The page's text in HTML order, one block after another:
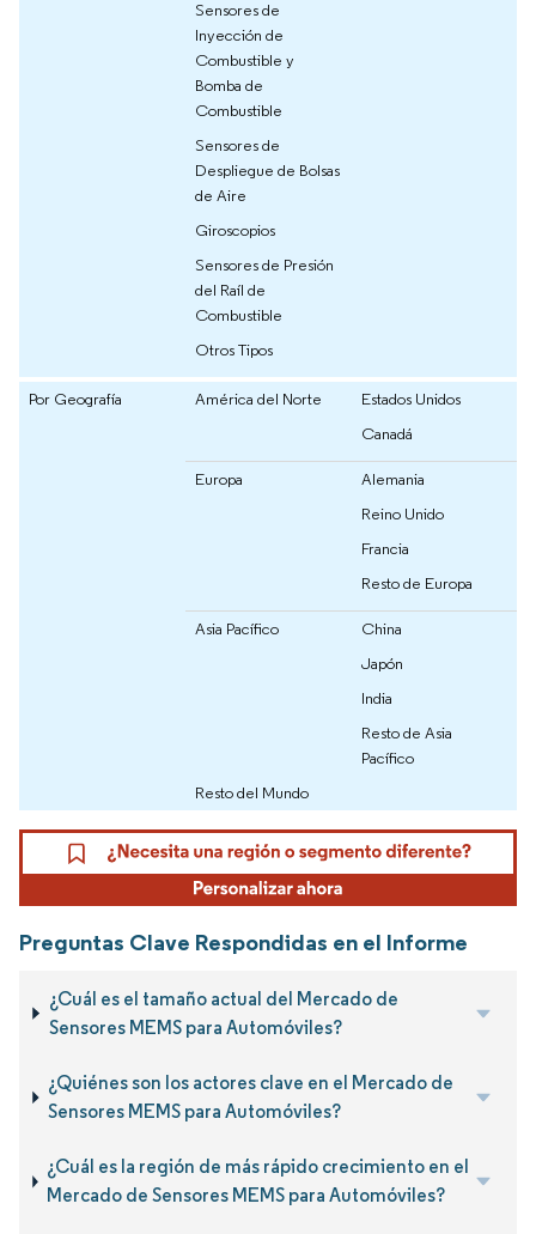
Sensores de
Inyección de
Combustible y
Bomba de
Combustible
Sensores de
Despliegue de Bolsas
de Aire
Giroscopios
Sensores de Presión
del Raíl de
Combustible
Otros Tipos
Por Geografía América del Norte
Estados Unidos
Canadá
Europa
Alemania
Reino Unido
Francia
Resto de Europa
Asia Pacífico
China
Japón
India
Resto de Asia
Pacífico
Resto del Mundo
Preguntas Clave Respondidas en el Informe
¿Cuál es el tamaño actual del Mercado de
Sensores MEMS para Automóviles?
¿Quiénes son los actores clave en el Mercado de
Sensores MEMS para Automóviles?
¿Cuál es la región de más rápido crecimiento en el
Mercado de Sensores MEMS para Automóviles?